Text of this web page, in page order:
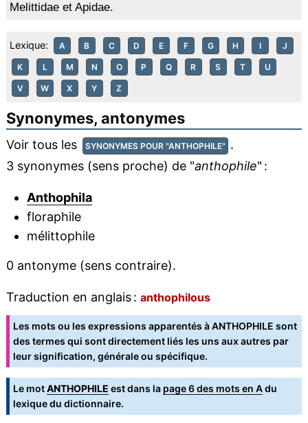
Melittidae et Apidae.
Lexique: A B C D E F G H I J
K L M N O P Q R S T U
V W X Y Z
Synonymes, antonymes
Voir tous les SYNONYMES POUR "ANTHOPHILE" .
3 synonymes (sens proche) de "anthophile" :
Anthophila
floraphile
mélittophile
0 antonyme (sens contraire).
Traduction en anglais : anthophilous
Les mots ou les expressions apparentés à ANTHOPHILE sont
des termes qui sont directement liés les uns aux autres par
leur signification, générale ou spécifique.
Le motANTHOPHILE est dans la page 6 des mots en Adu
lexique du dictionnaire.